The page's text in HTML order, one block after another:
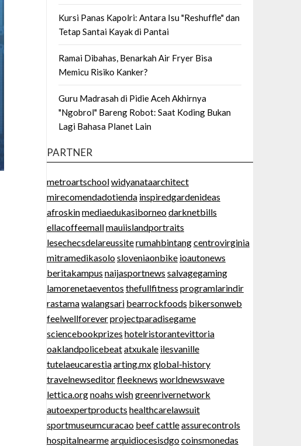
Kursi Panas Kapolri: Antara Isu "Reshuffle" dan
Tetap Santai Kayak di Pantai
Ramai Dibahas, Benarkah Air Fryer Bisa
Memicu Risiko Kanker?
Guru Madrasah di Pidie Aceh Akhirnya
"Ngobrol" Bareng Robot: Saat Koding Bukan
Lagi Bahasa Planet Lain
PARTNER
metroartschoolwidyanataarchitect
mirecomendadotienda inspiredgardenideas
afroskinmediaedukasiborneodarknetbills
ellacoffeemallmauiislandportraits
lesechecsdelareussiterumahbintangcentrovirginia
mitramedikasolosloveniaonbike ioautonews
beritakampus naijasportnews salvagegaming
lamorenetaeventos thefullfitness programlarindir
rastamawalangsari bearrockfoods bikersonweb
feelwellforeverprojectparadisegame
sciencebookprizes hotelristorantevittoria
oaklandpolicebeatatxukale ilesvanille
tutelaeucarestiaarting.mxglobal-history
travelnewseditorfleeknews worldnewswave
lettica.orgnoahs wishgreenrivernetwork
autoexpertproducts healthcarelawsuit
sportmuseumcuracao beef cattleassurecontrols
hospitalnearmearquidiocesisdgocoinsmonedas